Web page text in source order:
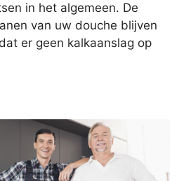
in het algemeen. De
van uw douche blijven
er geen kalkaanslag op